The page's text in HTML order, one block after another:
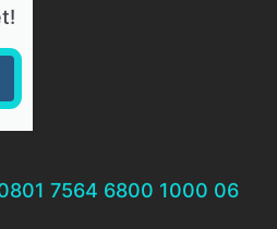
7564 6800 1000 06